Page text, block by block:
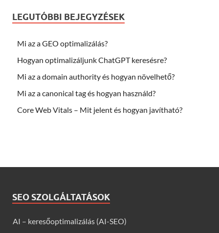
LEGUTÓBBI BEJEGYZÉSEK
Mi az a GEO optimalizálás?
Hogyan optimalizáljunk ChatGPT keresésre?
Mi az a domain authority és hogyan növelhető?
Mi az a canonical tag és hogyan használd?
Core Web Vitals – Mit jelent és hogyan javítható?
SEO SZOLGÁLTATÁSOK
AI – keresőoptimalizálás (AI-SEO)